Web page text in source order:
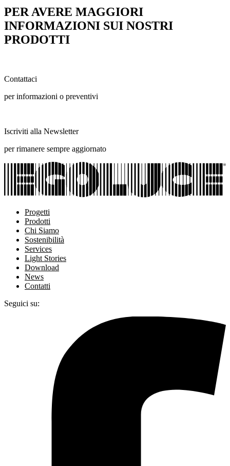
PER AVERE MAGGIORI
INFORMAZIONI SUI NOSTRI
PRODOTTI
Contattaci
per informazioni o preventivi
Iscriviti alla Newsletter
per rimanere sempre aggiornato
Progetti
Prodotti
Chi Siamo
Sostenibilità
Services
Light Stories
Download
News
Contatti
Seguici su: